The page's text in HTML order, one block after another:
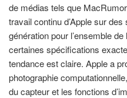
de médias tels que
travail continu d’Apple sur
génération pour l’ensemble
certaines spécifications
tendance est claire. Apple a
photographie
du capteur et les fonctions